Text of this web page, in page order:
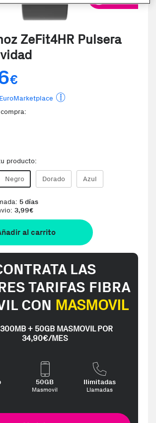
ZeFit4HR Pulsera
€
EuroMarketplace
producto:
Negro Dorado Azul
5 días
3,99€
al carrito
LAS
TARIFAS FIBRA
CON MASMOVIL
+ 50GB MASMOVIL POR
34,90€/MES
50GB
Masmovil
Ilimitadas
Llamadas